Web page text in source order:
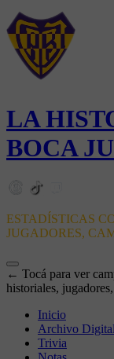
LA
BOCA
ESTADÍSTICAS
JUGADORES,
← Tocá para ver
historiales,
Inicio
Archivo Digital
Trivia